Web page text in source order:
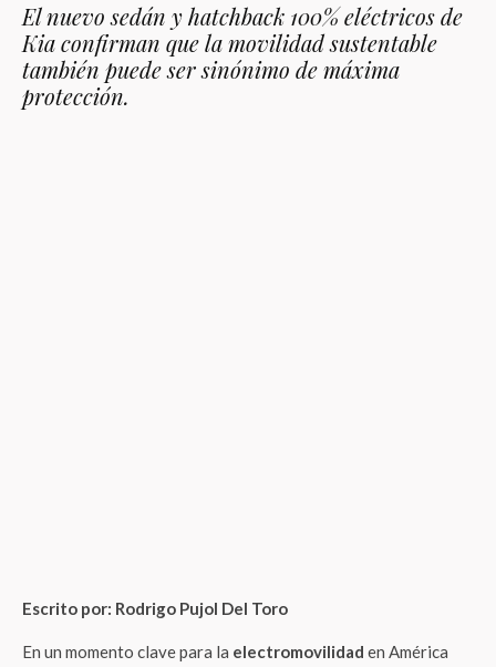
El nuevo sedán y hatchback 100% eléctricos de
Kia confirman que la movilidad sustentable
también puede ser sinónimo de máxima
protección.
Escrito por: Rodrigo Pujol Del Toro
En un momento clave para la electromovilidad en América